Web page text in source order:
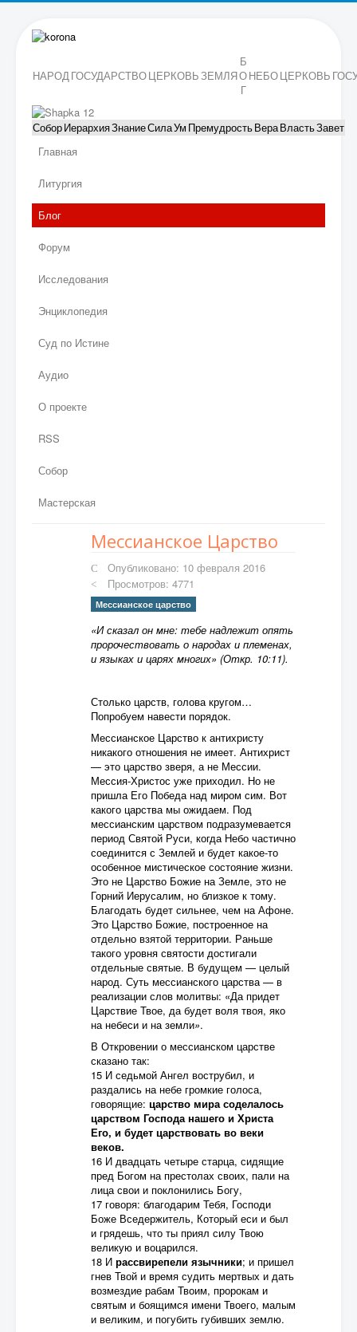
НАРОДГОСУДАРСТВОЦЕРКОВЬЗЕМЛЯ
Б
О
Г
НЕБОЦЕРКОВЬ
СоборИерархияЗнаниеСилаУм ПремудростьВераВластьЗавет
Главная
Литургия
Блог
Форум
Исследования
Энциклопедия
Суд по Истине
Аудио
О проекте
RSS
Собор
Мастерская
Мессианское Царство
Опубликовано: 10 февраля 2016
Просмотров: 4771
Мессианское царство
«И сказал он мне: тебе надлежит опять
пророчествовать о народах и племенах,
и языках и царях многих» (Откр. 10:11).
Столько царств, голова кругом…
Попробуем навести порядок.
Мессианское Царство к антихристу
никакого отношения не имеет. Антихрист
— это царство зверя, а не Мессии.
Мессия-Христос уже приходил. Но не
пришла Его Победа над миром сим. Вот
какого царства мы ожидаем. Под
мессианским царством подразумевается
период Святой Руси, когда Небо частично
соединится с Землей и будет какое-то
особенное мистическое состояние жизни.
Это не Царство Божие на Земле, это не
Горний Иерусалим, но близкое к тому.
Благодать будет сильнее, чем на Афоне.
Это Царство Божие, построенное на
отдельно взятой территории. Раньше
такого уровня святости достигали
отдельные святые. В будущем — целый
народ. Суть мессианского царства — в
реализации слов молитвы: «Да придет
Царствие Твое, да будет воля твоя, яко
на небеси и на земли».
В Откровении о мессианском царстве
сказано так:
15 И седьмой Ангел вострубил, и
раздались на небе громкие голоса,
говорящие: царство мира соделалось
царством Господа нашего и Христа
Его, и будет царствовать во веки
веков.
16 И двадцать четыре старца, сидящие
пред Богом на престолах своих, пали на
лица свои и поклонились Богу,
17 говоря: благодарим Тебя, Господи
Боже Вседержитель, Который еси и был
и грядешь, что ты приял силу Твою
великую и воцарился.
18 И рассвирепели язычники; и пришел
гнев Твой и время судить мертвых и дать
возмездие рабам Твоим, пророкам и
святым и боящимся имени Твоего, малым
и великим, и погубить губивших землю.